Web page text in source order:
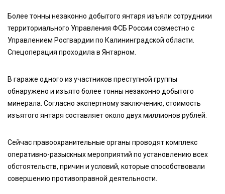
Более тонны незаконно добытого янтаря изъяли сотрудники
территориального Управления ФСБ России совместно с
Управлением Росгвардии по Калининградской области.
Спецоперация проходила в Янтарном.
В гараже одного из участников преступной группы
обнаружено и изъято более тонны незаконно добытого
минерала. Согласно экспертному заключению, стоимость
изъятого янтаря составляет около двух миллионов рублей.
Сейчас правоохранительные органы проводят комплекс
оперативно-разыскных мероприятий по установлению всех
обстоятельств, причин и условий, которые способствовали
совершению противоправной деятельности.